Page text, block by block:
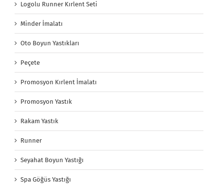
Logolu Runner Kırlent Seti
Minder İmalatı
Oto Boyun Yastıkları
Peçete
Promosyon Kırlent İmalatı
Promosyon Yastık
Rakam Yastık
Runner
Seyahat Boyun Yastığı
Spa Göğüs Yastığı